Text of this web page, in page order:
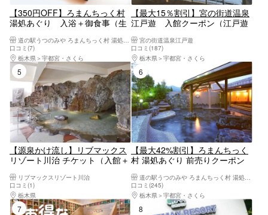
【350円OFF】ろまんちっく村
湯処あぐり 入浴＋御食事（生
膳）
口コミ(7)
栃木県
宇都宮・さくら
【最大15％割引】宮の街道温泉
江戸遊 入館クーポン（江戸遊
スタオル付）
宮の街道温泉江戸遊
口コミ(187)
栃木県
宇都宮・さくら
5位
【源泉かけ流し】リブマックス
リゾート川治 チケット（入館＋
リブマックスリゾート川治
口コミ(1)
栃木県
日光・霧降高原・奥日光・中禅寺湖・今市
【最大42%割引】ろまんちっく
村 湯処あぐり 前売りクーポン
道の駅うつのみや ろまんちっく村 湯処あぐり
口コミ(245)
栃木県
宇都宮・さくら
7位 8位